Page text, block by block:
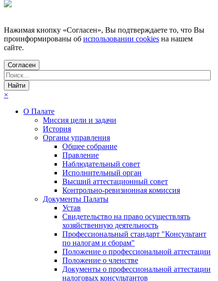
Нажимая кнопку «Согласен», Вы подтверждаете то, что Вы
проинформированы об использовании cookies на нашем
сайте.
Согласен
×
О Палате
Миссия цели и задачи
История
Органы управления
Общее собрание
Правление
Наблюдательный совет
Исполнительный орган
Высший аттестационный совет
Контрольно-ревизионная комиссия
Документы Палаты
Устав
Свидетельство на право осуществлять
хозяйственную деятельность
Профессиональный стандарт "Консультант
по налогам и сборам"
Положение о профессиональной аттестации
Положение о членстве
Документы о профессиональной аттестации
налоговых консультантов